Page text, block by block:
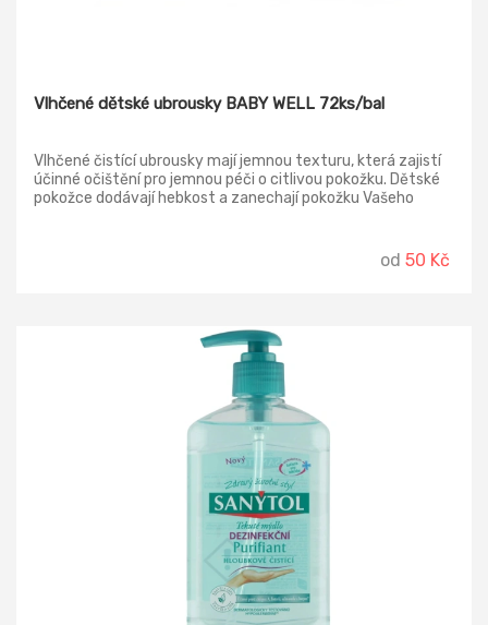
Vlhčené dětské ubrousky BABY WELL 72ks/bal
Vlhčené čistící ubrousky mají jemnou texturu, která zajistí
účinné očištění pro jemnou péči o citlivou pokožku. Dětské
pokožce dodávají hebkost a zanechají pokožku Vašeho
od 50 Kč